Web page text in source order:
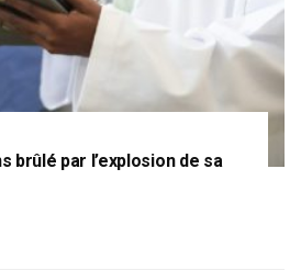
brûlé par l’explosion de sa